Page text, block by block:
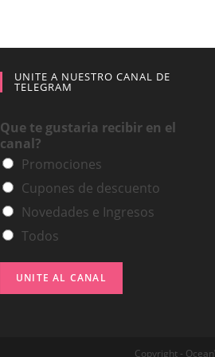
UNITE A NUESTRO CANAL DE
TELEGRAM
Que te gustaria recibir en el
canal?
Promociones
Cupones de descuento
Novedades e Ingresos
Todos
UNITE AL CANAL
Copyright -